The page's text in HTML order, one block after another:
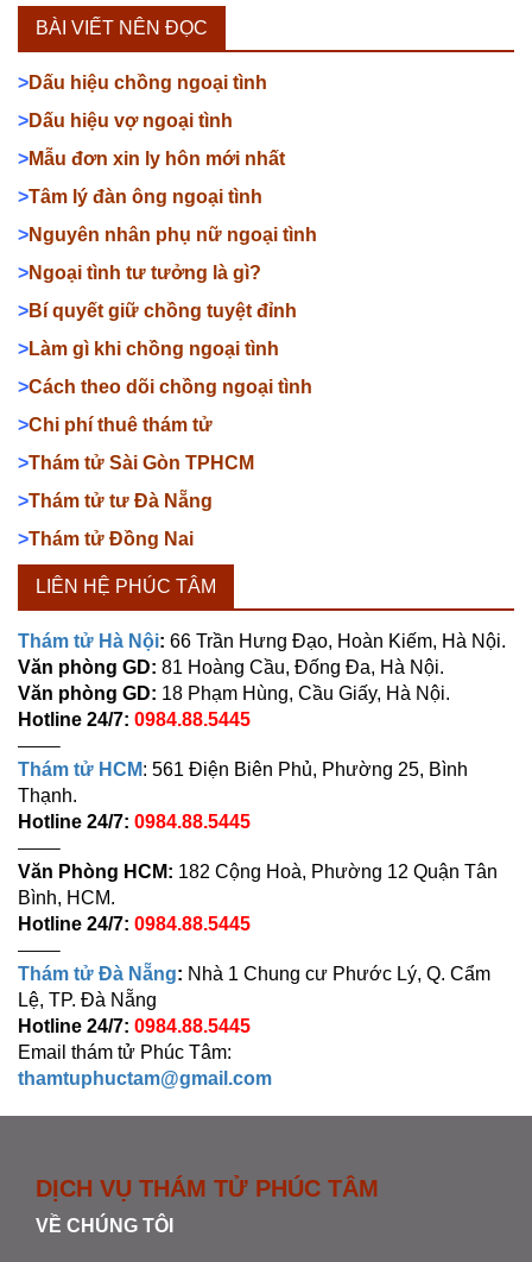
BÀI VIẾT NÊN ĐỌC
>Dấu hiệu chồng ngoại tình
>Dấu hiệu vợ ngoại tình
>Mẫu đơn xin ly hôn mới nhất
>Tâm lý đàn ông ngoại tình
>Nguyên nhân phụ nữ ngoại tình
>Ngoại tình tư tưởng là gì?
>Bí quyết giữ chồng tuyệt đỉnh
>Làm gì khi chồng ngoại tình
>Cách theo dõi chồng ngoại tình
>Chi phí thuê thám tử
>Thám tử Sài Gòn TPHCM
>Thám tử tư Đà Nẵng
>Thám tử Đồng Nai
LIÊN HỆ PHÚC TÂM
Thám tử Hà Nội: 66 Trần Hưng Đạo, Hoàn Kiếm, Hà Nội.
Văn phòng GD: 81 Hoàng Cầu, Đống Đa, Hà Nội.
Văn phòng GD: 18 Phạm Hùng, Cầu Giấy, Hà Nội.
Hotline 24/7: 0984.88.5445
——–
Thám tử HCM: 561 Điện Biên Phủ, Phường 25, Bình
Thạnh.
Hotline 24/7: 0984.88.5445
——–
Văn Phòng HCM: 182 Cộng Hoà, Phường 12 Quận Tân
Bình, HCM.
Hotline 24/7: 0984.88.5445
——–
Thám tử Đà Nẵng: Nhà 1 Chung cư Phước Lý, Q. Cẩm
Lệ, TP. Đà Nẵng
Hotline 24/7: 0984.88.5445
Email thám tử Phúc Tâm:
thamtuphuctam@gmail.com
DỊCH VỤ THÁM TỬ PHÚC TÂM
VỀ CHÚNG TÔI